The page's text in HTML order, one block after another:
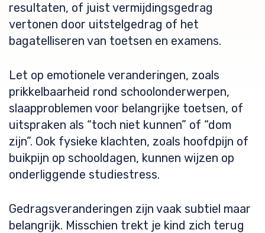
resultaten, of juist vermijdingsgedrag
vertonen door uitstelgedrag of het
bagatelliseren van toetsen en examens.
Let op emotionele veranderingen, zoals
prikkelbaarheid rond schoolonderwerpen,
slaapproblemen voor belangrijke toetsen, of
uitspraken als “toch niet kunnen” of “dom
zijn”. Ook fysieke klachten, zoals hoofdpijn of
buikpijn op schooldagen, kunnen wijzen op
onderliggende studiestress.
Gedragsveranderingen zijn vaak subtiel maar
belangrijk. Misschien trekt je kind zich terug